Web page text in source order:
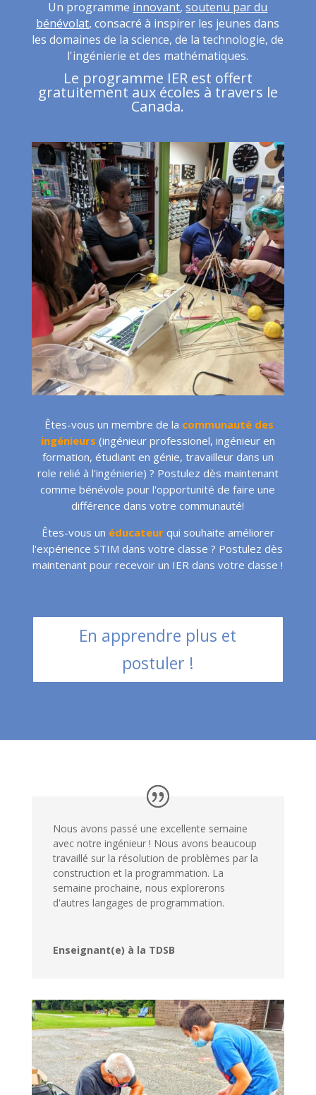
Un programme innovant,soutenu par du
bénévolat, consacré à inspirer les jeunes dans
les domaines de la science, de la technologie, de
l'ingénierie et des mathématiques.
Le programme IER est offert
gratuitement aux écoles à travers le
Canada.
Êtes-vous un membre de la communauté des
ingénieurs (ingénieur professionel, ingénieur en
formation, étudiant en génie, travailleur dans un
role relié à l'ingénierie) ? Postulez dès maintenant
comme bénévole pour l'opportunité de faire une
différence dans votre communauté!
Êtes-vous un éducateurqui souhaite améliorer
l'expérience STIM dans votre classe ? Postulez dès
maintenant pour recevoir un IER dans votre classe !
En apprendre plus et
postuler !
Nous avons passé une excellente semaine
avec notre ingénieur ! Nous avons beaucoup
travaillé sur la résolution de problèmes par la
construction et la programmation. La
semaine prochaine, nous explorerons
d'autres langages de programmation.
Enseignant(e) à la TDSB